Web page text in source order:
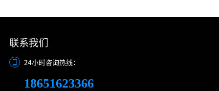
联系我们
24小时咨询热线：
18651623366